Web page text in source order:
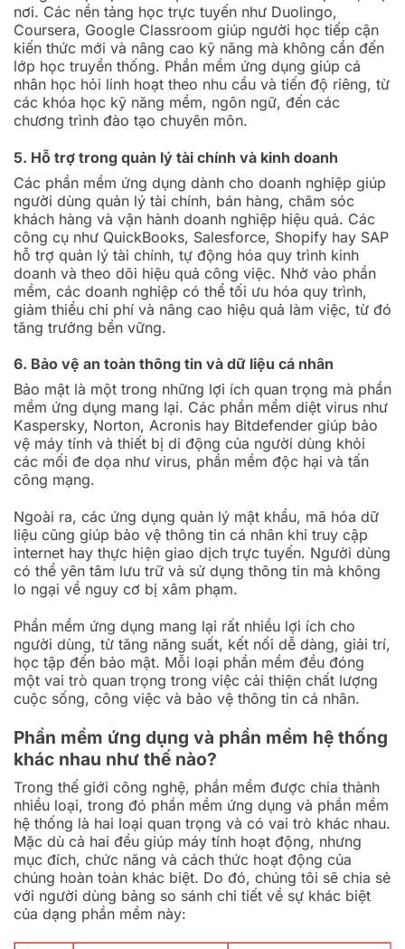
nơi. Các nền tảng học trực tuyến như Duolingo,
Coursera, Google Classroom giúp người học tiếp cận
kiến thức mới và nâng cao kỹ năng mà không cần đến
lớp học truyền thống. Phần mềm ứng dụng giúp cá
nhân học hỏi linh hoạt theo nhu cầu và tiến độ riêng, từ
các khóa học kỹ năng mềm, ngôn ngữ, đến các
chương trình đào tạo chuyên môn.
5. Hỗ trợ trong quản lý tài chính và kinh doanh
Các phần mềm ứng dụng dành cho doanh nghiệp giúp
người dùng quản lý tài chính, bán hàng, chăm sóc
khách hàng và vận hành doanh nghiệp hiệu quả. Các
công cụ như QuickBooks, Salesforce, Shopify hay SAP
hỗ trợ quản lý tài chính, tự động hóa quy trình kinh
doanh và theo dõi hiệu quả công việc. Nhờ vào phần
mềm, các doanh nghiệp có thể tối ưu hóa quy trình,
giảm thiểu chi phí và nâng cao hiệu quả làm việc, từ đó
tăng trưởng bền vững.
6. Bảo vệ an toàn thông tin và dữ liệu cá nhân
Bảo mật là một trong những lợi ích quan trọng mà phần
mềm ứng dụng mang lại. Các phần mềm diệt virus như
Kaspersky, Norton, Acronis hay Bitdefender giúp bảo
vệ máy tính và thiết bị di động của người dùng khỏi
các mối đe dọa như virus, phần mềm độc hại và tấn
công mạng.
Ngoài ra, các ứng dụng quản lý mật khẩu, mã hóa dữ
liệu cũng giúp bảo vệ thông tin cá nhân khi truy cập
internet hay thực hiện giao dịch trực tuyến. Người dùng
có thể yên tâm lưu trữ và sử dụng thông tin mà không
lo ngại về nguy cơ bị xâm phạm.
Phần mềm ứng dụng mang lại rất nhiều lợi ích cho
người dùng, từ tăng năng suất, kết nối dễ dàng, giải trí,
học tập đến bảo mật. Mỗi loại phần mềm đều đóng
một vai trò quan trọng trong việc cải thiện chất lượng
cuộc sống, công việc và bảo vệ thông tin cá nhân.
Phần mềm ứng dụng và phần mềm hệ thống
khác nhau như thế nào?
Trong thế giới công nghệ, phần mềm được chia thành
nhiều loại, trong đó phần mềm ứng dụng và phần mềm
hệ thống là hai loại quan trọng và có vai trò khác nhau.
Mặc dù cả hai đều giúp máy tính hoạt động, nhưng
mục đích, chức năng và cách thức hoạt động của
chúng hoàn toàn khác biệt. Do đó, chúng tôi sẽ chia sẻ
với người dùng bảng so sánh chi tiết về sự khác biệt
của dạng phần mềm này: